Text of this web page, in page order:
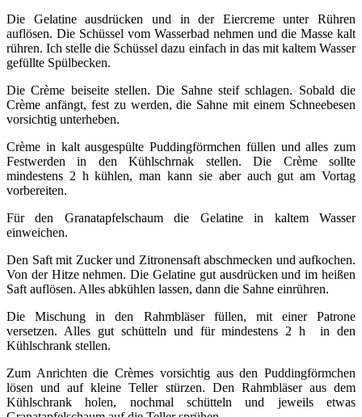
Die Gelatine ausdrücken und in der Eiercreme unter Rühren
auflösen. Die Schüssel vom Wasserbad nehmen und die Masse kalt
rühren. Ich stelle die Schüssel dazu einfach in das mit kaltem Wasser
gefüllte Spülbecken.
Die Crème beiseite stellen. Die Sahne steif schlagen. Sobald die
Crème anfängt, fest zu werden, die Sahne mit einem Schneebesen
vorsichtig unterheben.
Crème in kalt ausgespülte Puddingförmchen füllen und alles zum
Festwerden in den Kühlschrnak stellen. Die Crème sollte
mindestens 2 h kühlen, man kann sie aber auch gut am Vortag
vorbereiten.
Für den Granatapfelschaum die Gelatine in kaltem Wasser
einweichen.
Den Saft mit Zucker und Zitronensaft abschmecken und aufkochen.
Von der Hitze nehmen. Die Gelatine gut ausdrücken und im heißen
Saft auflösen. Alles abkühlen lassen, dann die Sahne einrühren.
Die Mischung in den Rahmbläser füllen, mit einer Patrone
versetzen. Alles gut schütteln und für mindestens 2 h in den
Kühlschrank stellen.
Zum Anrichten die Crèmes vorsichtig aus den Puddingförmchen
lösen und auf kleine Teller stürzen. Den Rahmbläser aus dem
Kühlschrank holen, nochmal schütteln und jeweils etwas